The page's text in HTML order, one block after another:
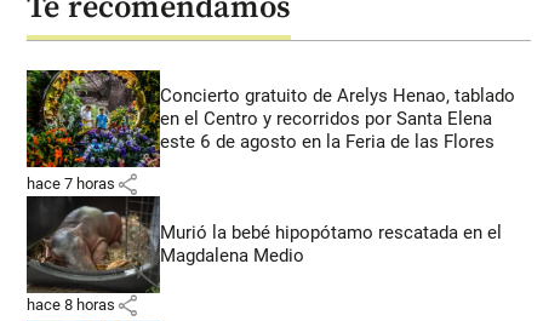
Concierto gratuito de Arelys Henao, tablado
en el Centro y recorridos por Santa Elena
este 6 de agosto en la Feria de las Flores
hace 7 horas share
Murió la bebé hipopótamo rescatada en el
Magdalena Medio
hace 8 horas share